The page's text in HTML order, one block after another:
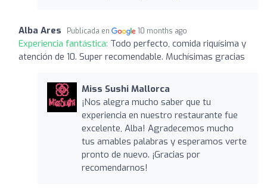
Alba Ares Publicada en 10 months ago
Experiencia fantástica: Todo perfecto, comida riquísima y
atención de 10. Super recomendable. Muchísimas gracias
Miss Sushi Mallorca
¡Nos alegra mucho saber que tu
experiencia en nuestro restaurante fue
excelente, Alba! Agradecemos mucho
tus amables palabras y esperamos verte
pronto de nuevo. ¡Gracias por
recomendarnos!